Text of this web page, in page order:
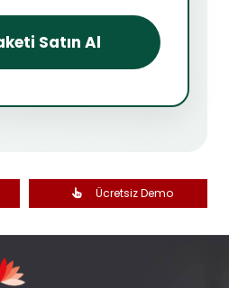
Satın Al
Ücretsiz Demo